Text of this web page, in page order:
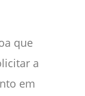
que
a
em